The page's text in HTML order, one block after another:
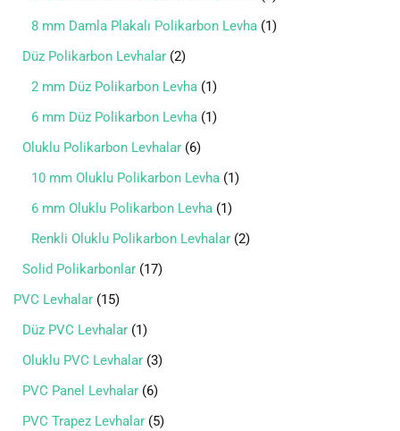
8 mm Damla Plakalı Polikarbon Levha 1
Düz Polikarbon Levhalar 2
2 mm Düz Polikarbon Levha 1
6 mm Düz Polikarbon Levha 1
Oluklu Polikarbon Levhalar 6
10 mm Oluklu Polikarbon Levha 1
6 mm Oluklu Polikarbon Levha 1
Renkli Oluklu Polikarbon Levhalar 2
Solid Polikarbonlar 17
PVC Levhalar 15
Düz PVC Levhalar 1
Oluklu PVC Levhalar 3
PVC Panel Levhalar 6
PVC Trapez Levhalar 5